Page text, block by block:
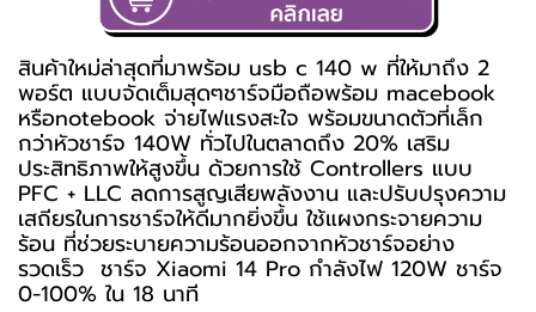
สินค้าใหม่ล่าสุดที่มาพร้อม usb c 140 w ที่ให้มาถึง 2
พอร์ต แบบจัดเต็มสุดๆชาร์จมือถือพร้อม macebook
หรือnotebook จ่ายไฟแรงสะใจ พร้อมขนาดตัวที่เล็ก
กว่าหัวชาร์จ 140W ทั่วไปในตลาดถึง 20% เสริม
ประสิทธิภาพให้สูงขึ้น ด้วยการใช้ Controllers แบบ
PFC + LLC ลดการสูญเสียพลังงาน และปรับปรุงความ
เสถียรในการชาร์จให้ดีมากยิ่งขึ้น ใช้แผงกระจายความ
ร้อน ที่ช่วยระบายความร้อนออกจากหัวชาร์จอย่าง
รวดเร็ว ชาร์จ Xiaomi 14 Pro กำลังไฟ 120W ชาร์จ
0-100% ใน 18 นาที